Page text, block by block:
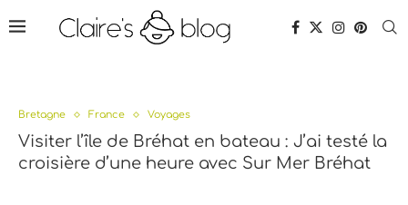
Bretagne France Voyages
Visiter l’île de Bréhat en bateau : J’ai testé la
croisière d’une heure avec Sur Mer Bréhat